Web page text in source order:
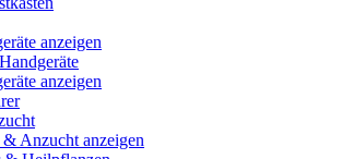
anzeigen
anzeigen
& Anzucht anzeigen